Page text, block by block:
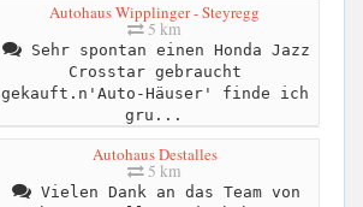
Autohaus Wipplinger - Steyregg
5 km
Sehr spontan einen Honda Jazz
Crosstar gebraucht
gekauft.n'Auto-Häuser' finde ich
gru...
Autohaus Destalles
5 km
Vielen Dank an das Team von